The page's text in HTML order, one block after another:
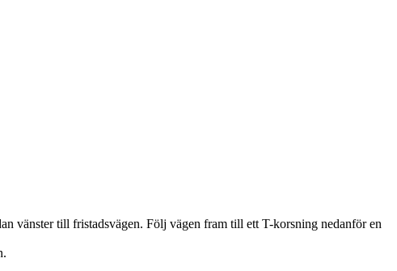
vänster till fristadsvägen. Följ vägen fram till ett T-korsning nedanför en